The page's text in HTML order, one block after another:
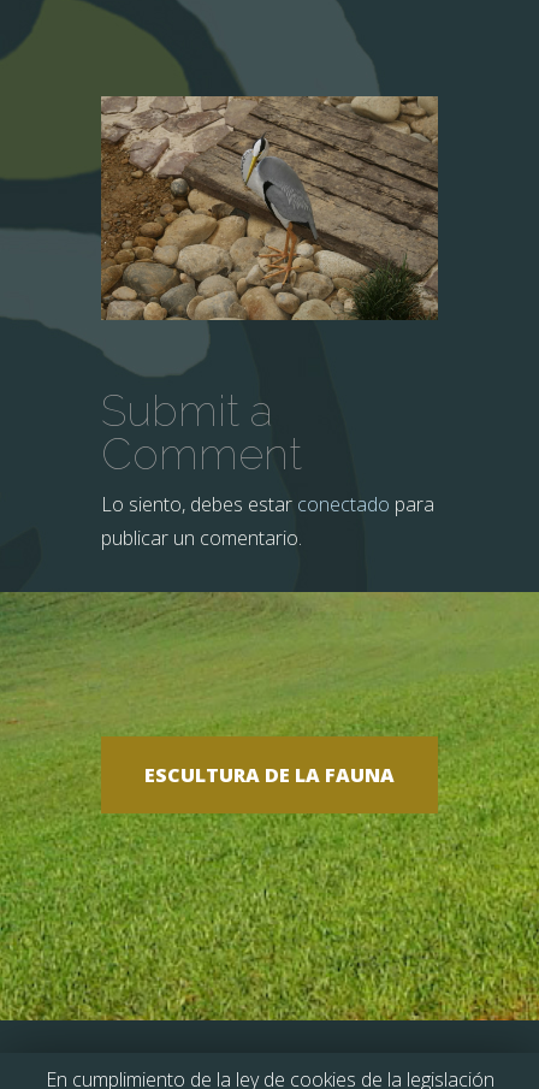
Submit a
Comment
Lo siento, debes estar conectado para
publicar un comentario.
ESCULTURA DE LA FAUNA
En cumplimiento de la ley de cookies de la legislación